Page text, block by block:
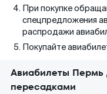
При покупке
спецпредложения
распродажи
Покупайте
Авиабилеты Пермь
пересадками